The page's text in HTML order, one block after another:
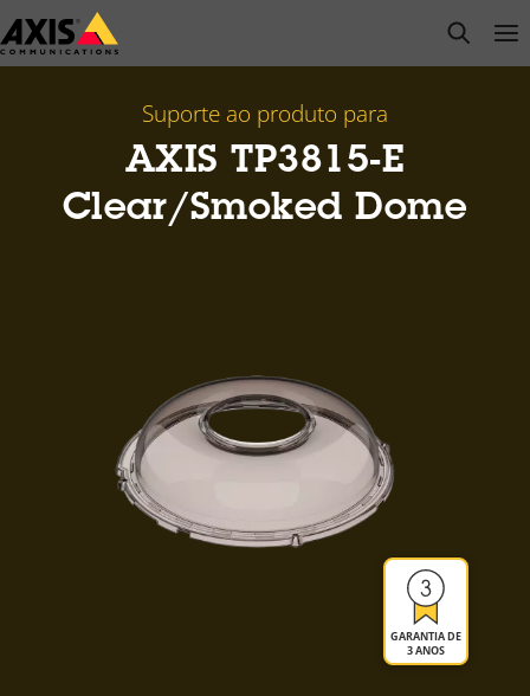
Pular
para
open
Suporte ao produto para
AXIS TP3815-E
Clear/Smoked Dome
GARANTIA DE
3 ANOS